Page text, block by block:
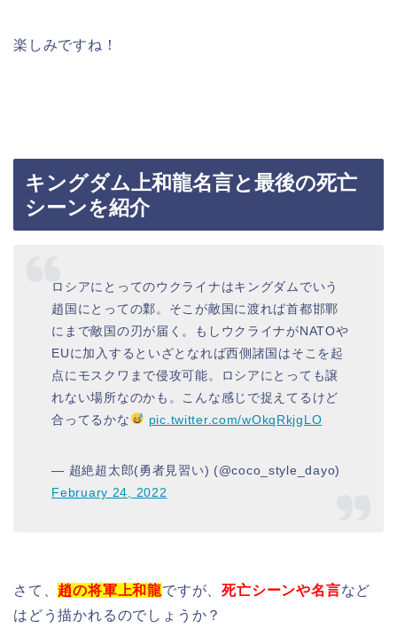
楽しみですね！
キングダム上和龍名言と最後の死亡
シーンを紹介
ロシアにとってのウクライナはキングダムでいう
趙国にとっての鄴。そこが敵国に渡れば首都邯鄲
にまで敵国の刃が届く。もしウクライナがNATOや
EUに加入するといざとなれば西側諸国はそこを起
点にモスクワまで侵攻可能。ロシアにとっても譲
れない場所なのかも。こんな感じで捉えてるけど
合ってるかな
pic.twitter.com/wOkqRkjgLO
— 超絶超太郎(勇者見習い) (@coco_style_dayo)
February 24, 2022
さて、 趙の将軍上和龍ですが、死亡シーンや名言など
はどう描かれるのでしょうか？